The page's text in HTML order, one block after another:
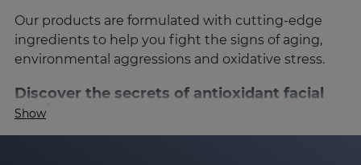
Our products are formulated with cutting-edge
ingredients to help you fight the signs of aging,
environmental aggressions and oxidative stress.
Discover the secrets of antioxidant facial
products
Antioxidants are known for their ability to
Show